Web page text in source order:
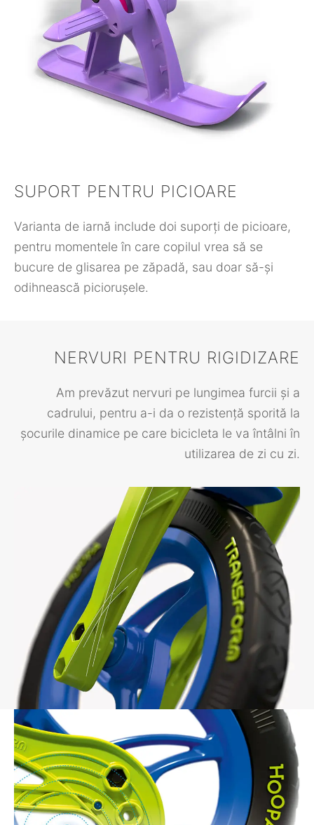
SUPORT PENTRU PICIOARE
Varianta de iarnă include doi suporți de picioare,
pentru momentele în care copilul vrea să se
bucure de glisarea pe zăpadă, sau doar să-și
odihnească piciorușele.
NERVURI PENTRU RIGIDIZARE
Am prevăzut nervuri pe lungimea furcii și a
cadrului, pentru a-i da o rezistență sporită la
șocurile dinamice pe care bicicleta le va întâlni în
utilizarea de zi cu zi.